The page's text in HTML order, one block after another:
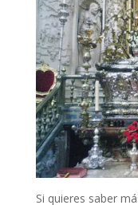
festividad de la